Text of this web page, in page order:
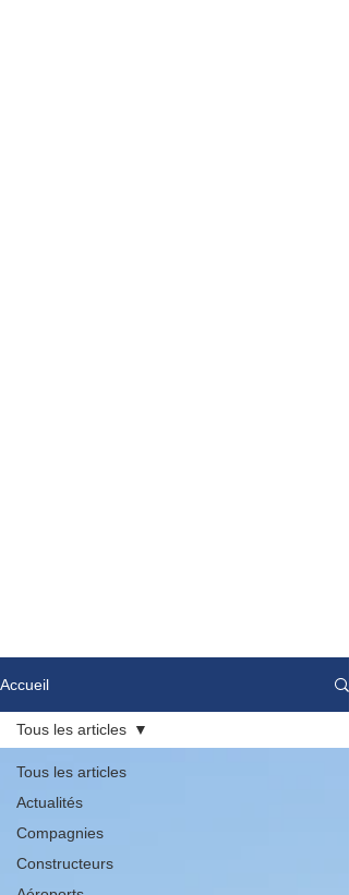
Accueil
Tous les articles
Actualités
Compagnies
Constructeurs
Tous les articles